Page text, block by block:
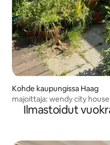
Kohde kaupungissa Haag
majoittaja: wendy city house
Ilmastoidut